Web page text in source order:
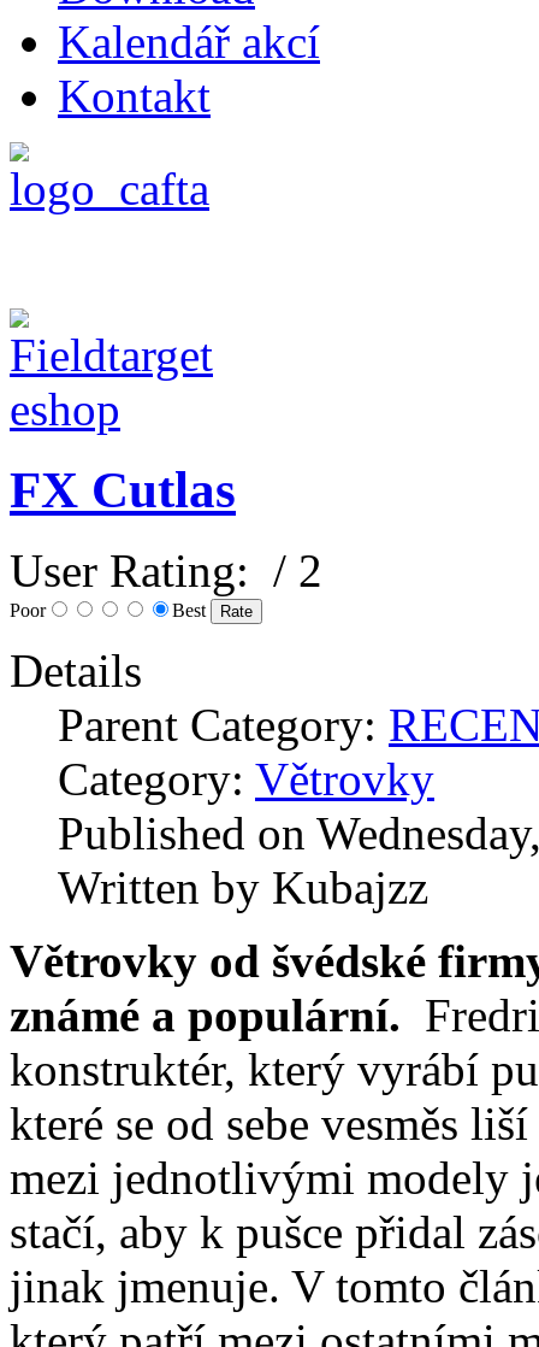
Kalendář akcí
Kontakt
FX Cutlas
User Rating: / 2
Poor Best
Details
Parent Category:
Category: Větrovky
Published on
Written by Kubajzz
Větrovky od švédské
známé a populární.
konstruktér, který vyrábí
které se od sebe vesměs
mezi jednotlivými modely
stačí, aby k pušce přidal
jinak jmenuje. V tomto